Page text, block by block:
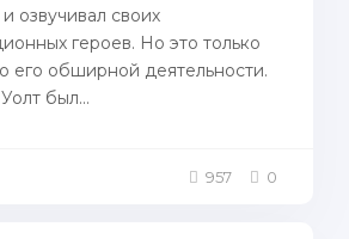
озвучивал своих
героев. Но это только
его обширной деятельности.
был...
957 0